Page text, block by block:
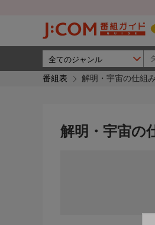
番組表 解明・宇宙の仕組
解明・宇宙の